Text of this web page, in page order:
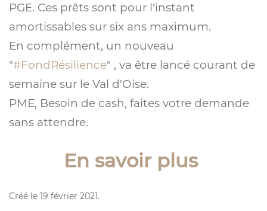
PGE. Ces prêts sont pour l'instant
amortissables sur six ans maximum.
En complément, un nouveau
"#FondRésilience" , va être lancé courant de
semaine sur le Val d'Oise.
PME, Besoin de cash, faites votre demande
sans attendre.
En savoir plus
Créé le 19 février 2021.